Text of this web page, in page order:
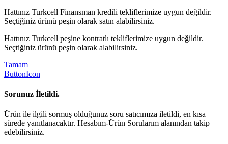
Hattınız Turkcell Finansman kredili tekliflerimize uygun değildir.
Seçtiğiniz ürünü peşin olarak satın alabilirsiniz.
Hattınız Turkcell peşine kontratlı tekliflerimize uygun değildir.
Seçtiğiniz ürünü peşin olarak alabilirsiniz.
Tamam
ButtonIcon
Sorunuz İletildi.
Ürün ile ilgili sormuş olduğunuz soru satıcımıza iletildi, en kısa
sürede yanıtlanacaktır. Hesabım-Ürün Sorularım alanından takip
edebilirsiniz.